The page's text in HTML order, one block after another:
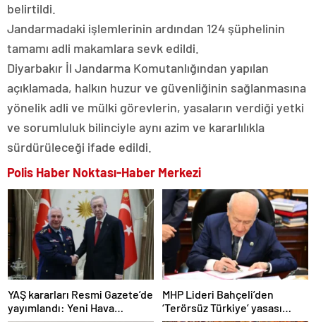
belirtildi.
Jandarmadaki işlemlerinin ardından 124 şüphelinin
tamamı adli makamlara sevk edildi.
Diyarbakır İl Jandarma Komutanlığından yapılan
açıklamada, halkın huzur ve güvenliğinin sağlanmasına
yönelik adli ve mülki görevlerin, yasaların verdiği yetki
ve sorumluluk bilinciyle aynı azim ve kararlılıkla
sürdürüleceği ifade edildi.
Polis Haber Noktası-Haber Merkezi
YAŞ kararları Resmi Gazete’de
yayımlandı: Yeni Hava
MHP Lideri Bahçeli’den
‘Terörsüz Türkiye’ yasası